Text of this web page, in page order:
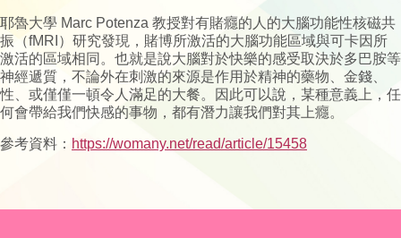
耶魯大學 Marc Potenza 教授對有賭癮的人的大腦功能性核磁共
振（fMRI）研究發現，賭博所激活的大腦功能區域與可卡因所
激活的區域相同。也就是說大腦對於快樂的感受取決於多巴胺等
神經遞質，不論外在刺激的來源是作用於精神的藥物、金錢、
性、或僅僅一頓令人滿足的大餐。因此可以說，某種意義上，任
何會帶給我們快感的事物，都有潛力讓我們對其上癮。
參考資料： https://womany.net/read/article/15458